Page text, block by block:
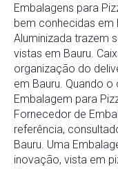
Embalagens para
bem conhecidas em
Aluminizada trazem
vistas em Bauru.
organização do
em Bauru. Quando
Embalagem para
Fornecedor de
referência,
Bauru. Uma
inovação, vista em